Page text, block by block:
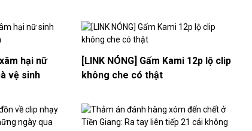
hại nữ
vệ sinh
[LINK NÓNG] Gấm Kami 12p lộ clip
không che có thật